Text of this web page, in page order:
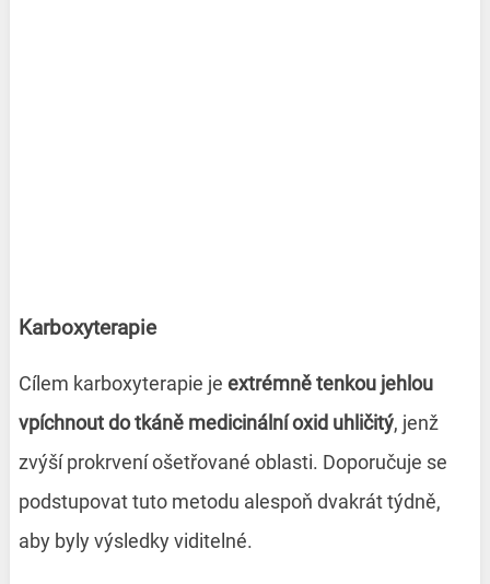
Karboxyterapie
Cílem karboxyterapie je extrémně tenkou jehlou
vpíchnout do tkáně medicinální oxid uhličitý, jenž
zvýší prokrvení ošetřované oblasti. Doporučuje se
podstupovat tuto metodu alespoň dvakrát týdně,
aby byly výsledky viditelné.